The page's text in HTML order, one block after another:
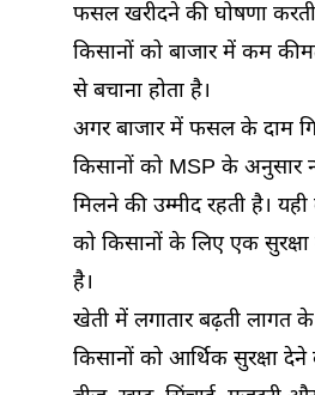
फसल खरीदने की घोषणा
किसानों को बाजार में कम
से बचाना होता है।
अगर बाजार में फसल के दाम
किसानों को MSP के अनुसार
मिलने की उम्मीद रहती है।
को किसानों के लिए एक
है।
खेती में लगातार बढ़ती लागत
किसानों को आर्थिक सुरक्षा